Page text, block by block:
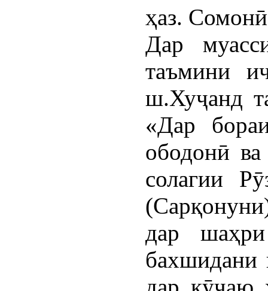
ҳаз.
Дар
таъмини
ш.Хуҷанд
«Дар
ободонӣ
солагии
дар
бахшидани